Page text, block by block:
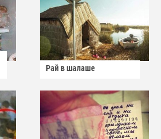
Рай в шалаше